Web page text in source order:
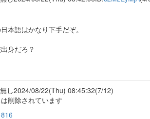
本語はかなり下手だぞ。
身だろ？
し2024/08/22(Thu) 08:45:32(7/12)
削除されています